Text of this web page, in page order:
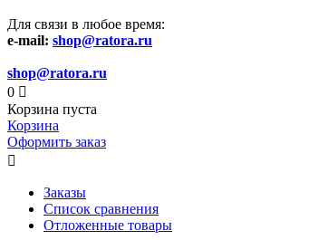
Для связи в любое время:
e-mail: shop@ratora.ru
shop@ratora.ru
0 
Корзина пуста
Корзина
Оформить заказ

Заказы
Список сравнения
Отложенные товары